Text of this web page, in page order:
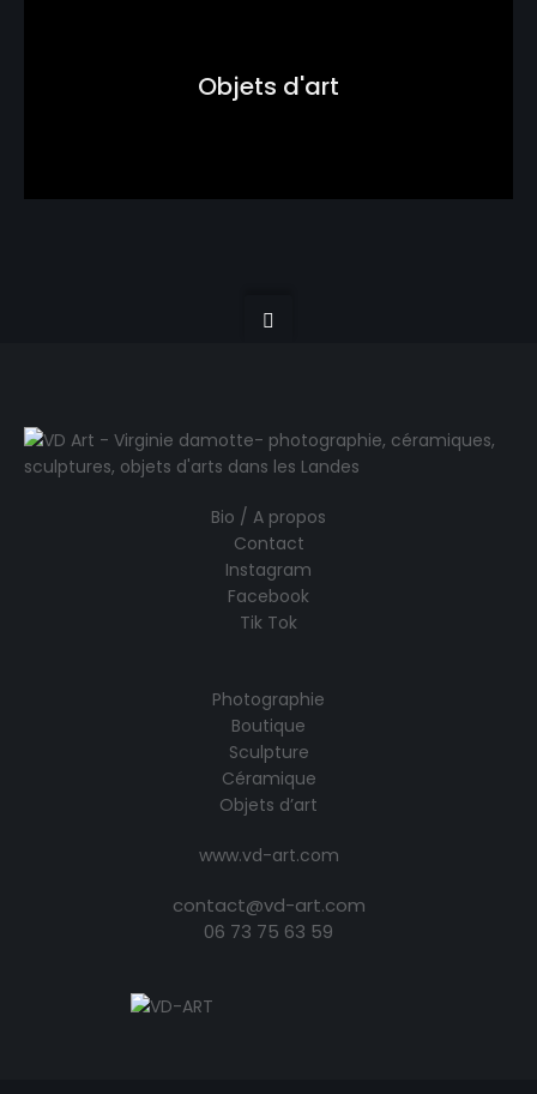
Objets d'art
Bio / A propos
Contact
Instagram
Facebook
Tik Tok
Photographie
Boutique
Sculpture
Céramique
Objets d’art
www.vd-art.com
contact@vd-art.com
06 73 75 63 59